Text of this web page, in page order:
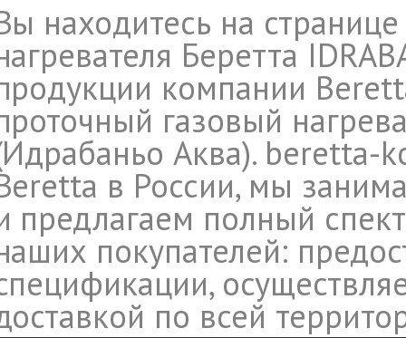
находитесь на
Беретта
компании
газовый
Аква). beretta-
в России, мы
предлагаем полный
покупателей:
по всей